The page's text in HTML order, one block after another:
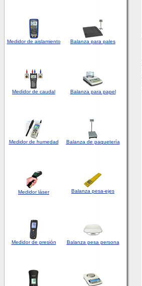
Medidor de aislamiento Balanza para pales
Medidor de caudal Balanza para papel
Medidorde humedad Balanza de paquetería
Medidor láser Balanza pesa-ejes
Medidor de presión Balanza pesa persona